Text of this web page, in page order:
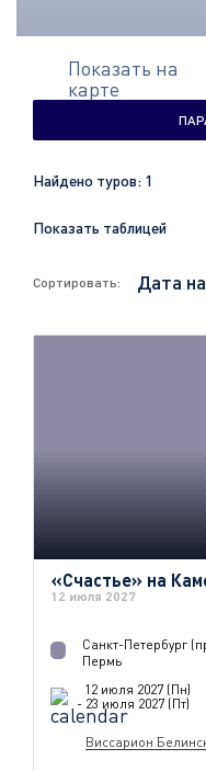
Показать на
карте
Показать таблицей
Найдено туров: 1
Сортировать:
«Счастье» на
12 июля 2027
Санкт-Петербург
Пермь
12 июля 2027 (Пн)
- 23 июля 2027 (Пт)
Виссарион